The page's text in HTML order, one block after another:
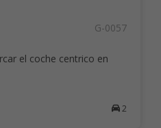
G-0057
el coche centrico en
2